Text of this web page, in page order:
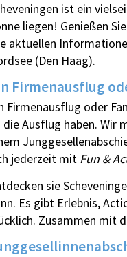
ist ein
liegen! Genießen
aktuellen
(Den Haag).
Firmenausflug
Firmenausflug oder
die Ausflug haben. Wir
jederzeit mit Fun &
sie
Es gibt Erlebnis,
Zusammen mit